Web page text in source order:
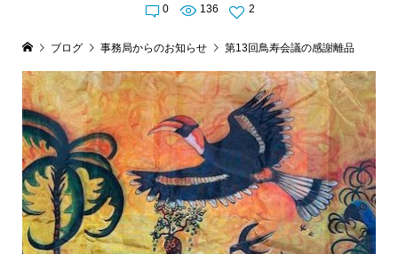
0 136 2
ブログ 事務局からのお知らせ 第13回鳥寿会議の感謝離品